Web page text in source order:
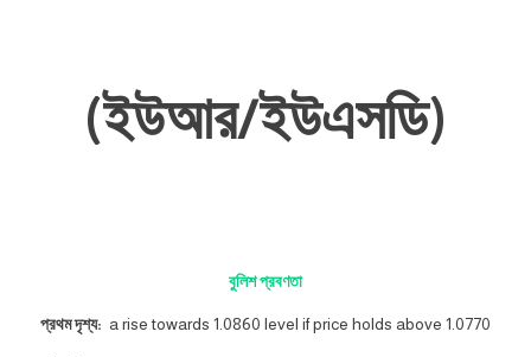
(ইউআর/ইউএসডি)
বুলিশ প্রবণতা
প্রথম দৃশ্য: a rise towards 1.0860 level if price holds above 1.0770